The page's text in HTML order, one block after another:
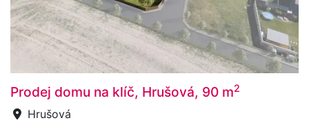
Prodej domu na klíč, Hrušová, 90 m2
Hrušová